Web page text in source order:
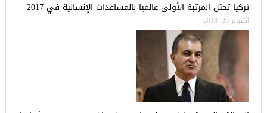
تركيا تحتل المرتبة الأولى عالميا بالمساعدات الإنسانية في 2017
أكتوبر 20, 2018